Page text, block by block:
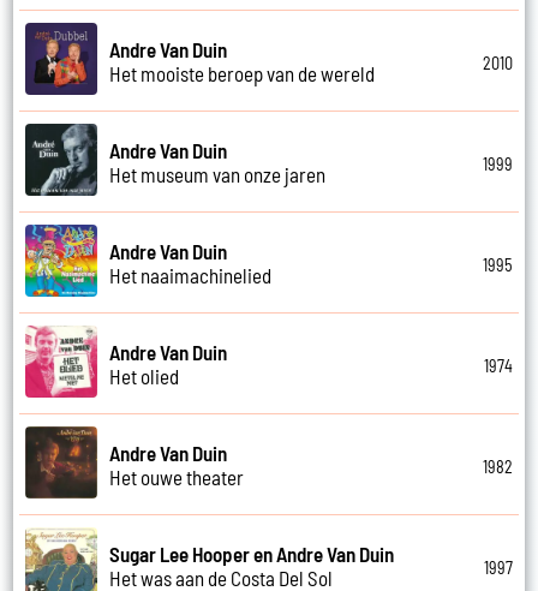
Andre Van Duin
Het mooiste beroep van de wereld
2010
Andre Van Duin
Het museum van onze jaren
1999
Andre Van Duin
Het naaimachinelied
1995
Andre Van Duin
Het olied
1974
Andre Van Duin
Het ouwe theater
1982
Sugar Lee Hooper en Andre Van Duin
Het was aan de Costa Del Sol
1997